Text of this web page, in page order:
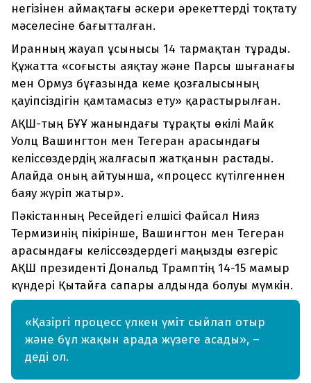
негізінен аймақтағы әскери әрекеттерді тоқтату
мәселесіне бағытталған.
Иранның жауап ұсынысы 14 тармақтан тұрады.
Құжатта «соғысты аяқтау және Парсы шығанағы
мен Ормуз бұғазында кеме қозғалысының
қауіпсіздігін қамтамасыз ету» қарастырылған.
АҚШ-тың БҰҰ жанындағы тұрақты өкілі Майк
Уолц Вашингтон мен Тегеран арасындағы
келіссөздердің жалғасып жатқанын растады.
Алайда оның айтуынша, «процесс күтілгеннен
баяу жүріп жатыр».
Пәкістанның Ресейдегі елшісі Файсал Нияз
Термизинің пікірінше, Вашингтон мен Тегеран
арасындағы келіссөздердегі маңызды өзгеріс
АҚШ президенті Дональд Трамптің 14-15 мамыр
күндері Қытайға сапары алдында болуы мүмкін.
«Қазіргі процесс үлкен үміт сыйлап отыр
және бұл жақын арада жүзеге асады», –
деді ол.